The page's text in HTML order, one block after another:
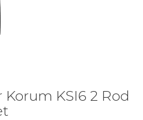
KSI6 2 Rod